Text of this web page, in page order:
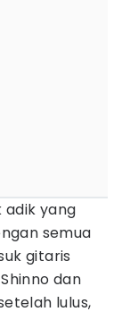
adik yang
semua
gitaris
dan
lulus,